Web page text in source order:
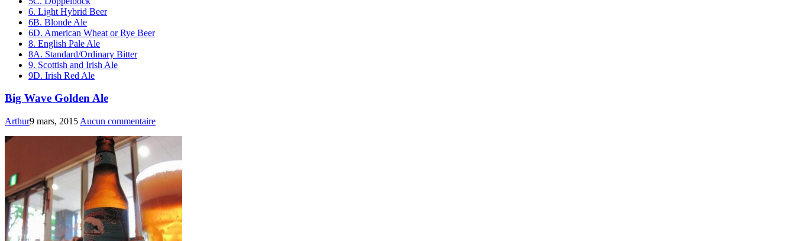
6. Light Hybrid Beer
6B. Blonde Ale
6D. American Wheat or Rye Beer
8. English Pale Ale
8A. Standard/Ordinary Bitter
9. Scottish and Irish Ale
9D. Irish Red Ale
Big Wave Golden Ale
Arthur9 mars, 2015 Aucun commentaire